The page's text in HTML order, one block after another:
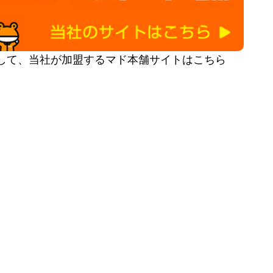
て、当社が加盟するマド本舗サイトはこちら